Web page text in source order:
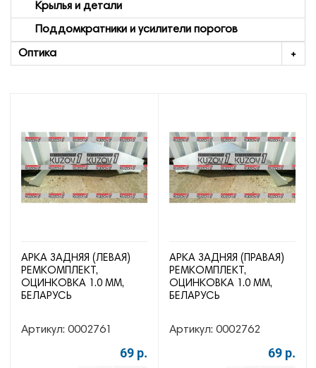
Крылья и детали
Поддомкратники и усилители порогов
Оптика
АРКА ЗАДНЯЯ (ЛЕВАЯ)
РЕМКОМПЛЕКТ,
ОЦИНКОВКА 1.0 ММ,
БЕЛАРУСЬ
Артикул: 0002761
69 р.
АРКА ЗАДНЯЯ (ПРАВАЯ)
РЕМКОМПЛЕКТ,
ОЦИНКОВКА 1.0 ММ,
БЕЛАРУСЬ
Артикул: 0002762
69 р.